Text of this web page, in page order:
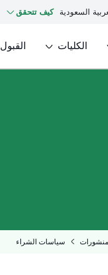
السعودية كيف تتحقق
الكليات القبول
سياسات الشراء